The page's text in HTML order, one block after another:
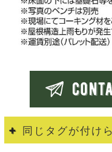
同じタグが付け